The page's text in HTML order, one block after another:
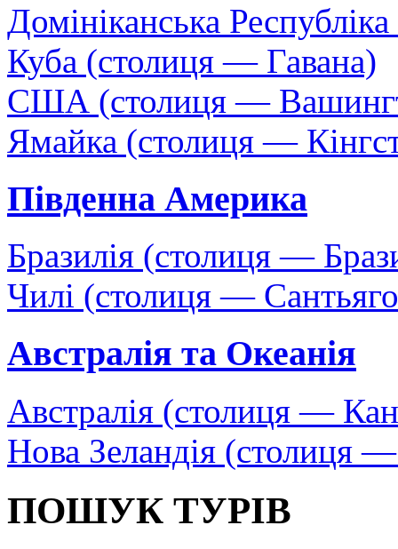
Домініканська
Куба (столиця — Гавана)
США (столиця —
Ямайка (столиця —
Південна Америка
Бразилія (столиця —
Чилі (столиця —
Австралія та Океанія
Австралія (столиця —
Нова Зеландія (столиця
ПОШУК ТУРІВ